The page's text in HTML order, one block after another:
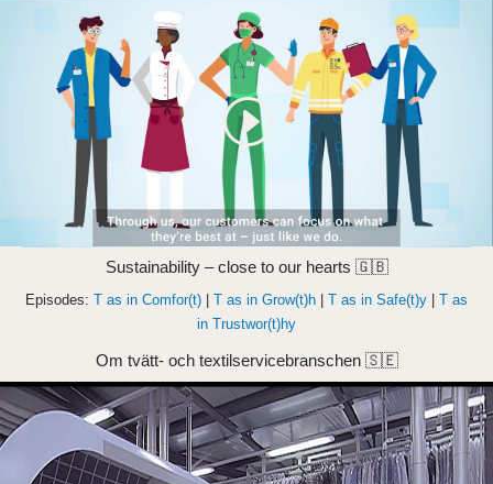
Sustainability – close to our hearts 🇬🇧
Episodes: T as in Comfor(t) T as in Grow(t)h T as in Safe(t)y
T as
in Trustwor(t)hy
Om tvätt- och textilservicebranschen 🇸🇪